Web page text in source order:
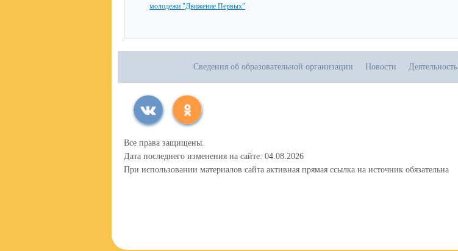
молодежи "Движение Первых"
Сведения об образовательной организации Новости Деятельность
Все права защищены.
Дата последнего изменения на сайте: 04.08.2026
При использовании материалов сайта активная прямая ссылка на источник обязательна